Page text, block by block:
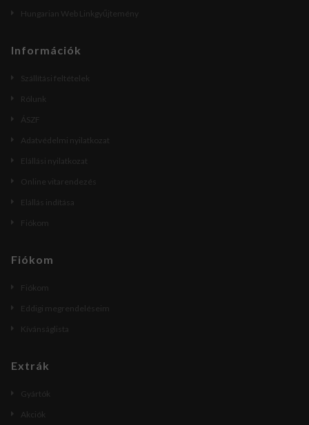
Hungarian Web Linkgyűjtemény
Információk
Szállítási feltételek
Rólunk
ÁSZF
Adatvédelmi nyilatkozat
Elállási nyilatkozat
Online vitarendezés
Elállás indítása
Fiókom
Fiókom
Fiókom
Eddigi megrendeléseim
Kívánságlista
Extrák
Gyártók
Akciók